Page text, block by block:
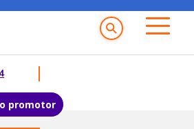
promotor
Menu principal